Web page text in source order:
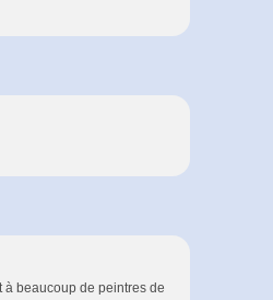
à beaucoup de peintres de